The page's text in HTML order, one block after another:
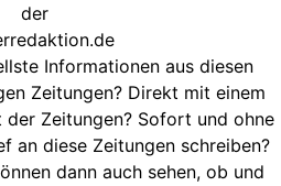
der
Informationen aus diesen
Zeitungen? Direkt mit einem
Zeitungen? Sofort und ohne
an diese Zeitungen schreiben?
dann auch sehen, ob und